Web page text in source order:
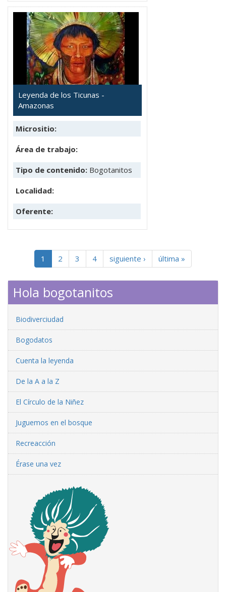
Leyenda de los Ticunas -
Amazonas
Micrositio:
Área de trabajo:
Tipo de contenido: Bogotanitos
Localidad:
Oferente:
1 2 3 4 siguiente › última »
Hola bogotanitos
Biodiverciudad
Bogodatos
Cuenta la leyenda
De la A a la Z
El Círculo de la Niñez
Juguemos en el bosque
Recreacción
Érase una vez